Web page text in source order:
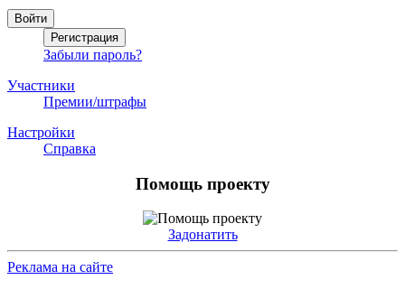
Забыли пароль?
Участники
Премии/штрафы
Настройки
Справка
Помощь проекту
Задонатить
Реклама на сайте